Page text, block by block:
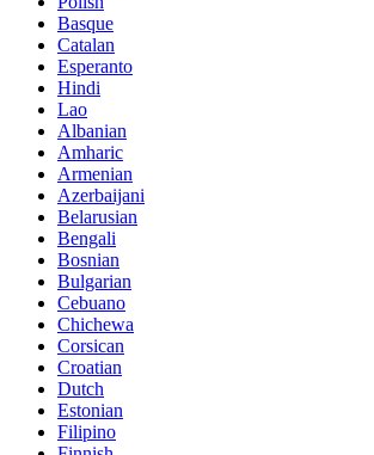
Basque
Catalan
Esperanto
Hindi
Lao
Albanian
Amharic
Armenian
Azerbaijani
Belarusian
Bengali
Bosnian
Bulgarian
Cebuano
Chichewa
Corsican
Croatian
Dutch
Estonian
Filipino